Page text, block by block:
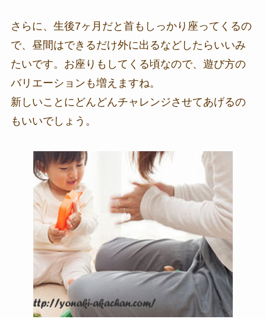
さらに、生後7ヶ月だと首もしっかり座ってくるの
で、昼間はできるだけ外に出るなどしたらいいみ
たいです。お座りもしてくる頃なので、遊び方の
バリエーションも増えますね。
新しいことにどんどんチャレンジさせてあげるの
もいいでしょう。